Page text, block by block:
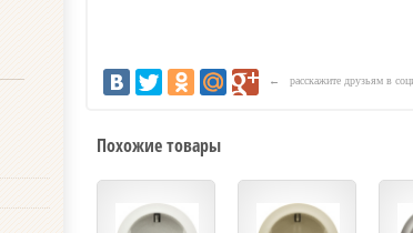
← расскажите друзьям в
Похожие товары